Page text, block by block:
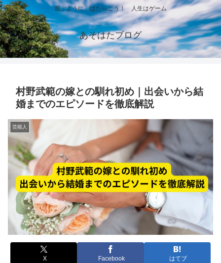
遊ぶように、はたらこう！ 人生はゲーム
あそはたブログ
村野武範の嫁との馴れ初め｜出会いから結
婚までのエピソードを徹底解説
芸能人
X Facebook はてブ